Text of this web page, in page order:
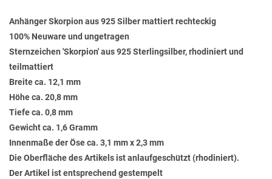
Anhänger Skorpion aus 925 Silber mattiert rechteckig
100% Neuware und ungetragen
Sternzeichen 'Skorpion' aus 925 Sterlingsilber, rhodiniert und
teilmattiert
Breite ca. 12,1 mm
Höhe ca. 20,8 mm
Tiefe ca. 0,8 mm
Gewicht ca. 1,6 Gramm
Innenmaße der Öse ca. 3,1 mm x 2,3 mm
Die Oberfläche des Artikels ist anlaufgeschützt (rhodiniert).
Der Artikel ist entsprechend gestempelt